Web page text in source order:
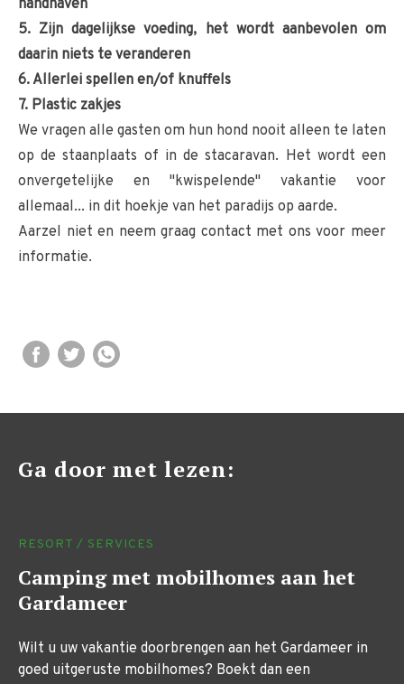
handhaven
5. Zijn dagelijkse voeding, het wordt aanbevolen om
daarin niets te veranderen
6. Allerlei spellen en/of knuffels
7. Plastic zakjes
We vragen alle gasten om hun hond nooit alleen te laten
op de staanplaats of in de stacaravan. Het wordt een
onvergetelijke en "kwispelende" vakantie voor
allemaal... in dit hoekje van het paradijs op aarde.
Aarzel niet en neem graag contact met ons voor meer
informatie.
Ga door met lezen:
RESORT / SERVICES
Camping met mobilhomes aan het
Gardameer
Wilt u uw vakantie doorbrengen aan het Gardameer in
goed uitgeruste mobilhomes? Boekt dan een